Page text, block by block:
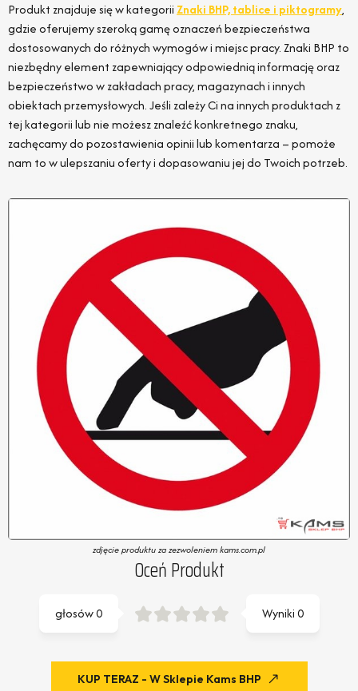
Produkt znajduje się w kategoriiZnaki BHP, tablice i piktogramy,
gdzie oferujemy szeroką gamę oznaczeń bezpieczeństwa
dostosowanych do różnych wymogów i miejsc pracy. Znaki BHP to
niezbędny element zapewniający odpowiednią informację oraz
bezpieczeństwo w zakładach pracy, magazynach i innych
obiektach przemysłowych. Jeśli zależy Ci na innych produktach z
tej kategorii lub nie możesz znaleźć konkretnego znaku,
zachęcamy do pozostawienia opinii lub komentarza – pomoże
nam to w ulepszaniu oferty i dopasowaniu jej do Twoich potrzeb.
zdjęcie produktu za zezwoleniem kams.com.pl
Oceń Produkt
Wyniki0
głosów0
KUP TERAZ - W Sklepie Kams BHP